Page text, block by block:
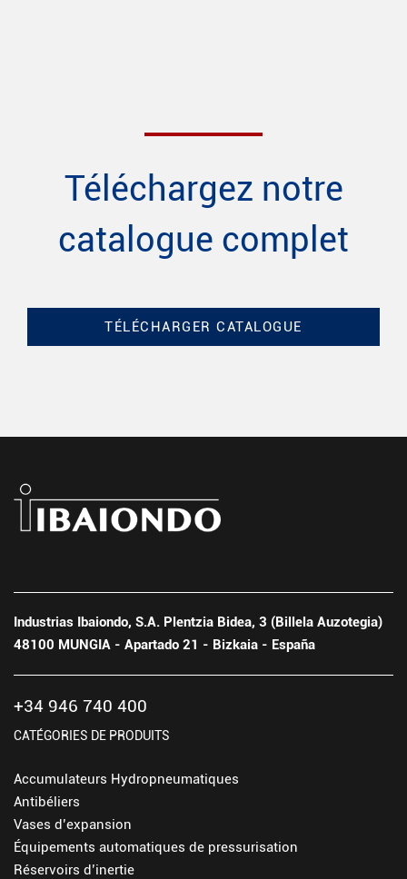
Téléchargez notre
catalogue complet
TÉLÉCHARGER CATALOGUE
Industrias Ibaiondo, S.A. Plentzia Bidea, 3 (Billela Auzotegia)
48100 MUNGIA - Apartado 21 - Bizkaia - España
+34 946 740 400
CATÉGORIES DE PRODUITS
Accumulateurs Hydropneumatiques
Antibéliers
Vases d’expansion
Équipements automatiques de pressurisation
Réservoirs d’inertie